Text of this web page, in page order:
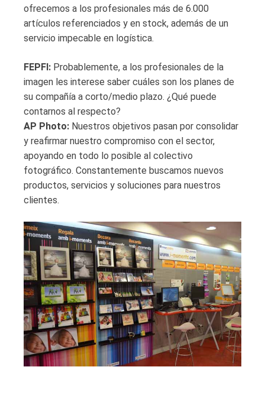
ofrecemos a los profesionales más de 6.000
artículos referenciados y en stock, además de un
servicio impecable en logística.
FEPFI: Probablemente, a los profesionales de la
imagen les interese saber cuáles son los planes de
su compañía a corto/medio plazo. ¿Qué puede
contarnos al respecto?
AP Photo: Nuestros objetivos pasan por consolidar
y reafirmar nuestro compromiso con el sector,
apoyando en todo lo posible al colectivo
fotográfico. Constantemente buscamos nuevos
productos, servicios y soluciones para nuestros
clientes.